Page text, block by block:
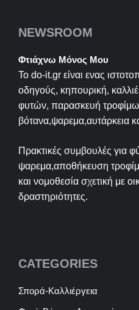
NEWSROOM
Φτιάχνω Μόνος Μου
Το do-it.gr είναι ενας
οδηγούς, κηπουρική,
φυτών, παρασκευή
βότανα,ψαρεμα,αυτάρκεια
Πρακτικές συμβουλές για
ψαρεμα,αποθήκευση
και νομοθεσία σχετική με
δραστηριότητες.
CATEGORIES
Σπορά-Καλλιέργεια